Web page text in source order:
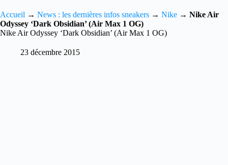
Accueil → News : les dernières infos sneakers → Nike → Nike Air
Odyssey ‘Dark Obsidian’ (Air Max 1 OG)
Nike Air Odyssey ‘Dark Obsidian’ (Air Max 1 OG)
23 décembre 2015